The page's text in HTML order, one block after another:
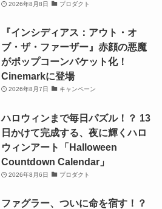
2026年8月8日 プロダクト
『インシディアス：アウト・オ
ブ・ザ・ファーザー』赤顔の悪魔
がポップコーンバケット化！
Cinemarkに登場
2026年8月7日 キャンペーン
ハロウィンまで毎日パズル！？ 13
日かけて完成する、夜に輝くハロ
ウィンアート「Halloween
Countdown Calendar」
2026年8月6日 プロダクト
ファグラー、ついに命を宿す！？